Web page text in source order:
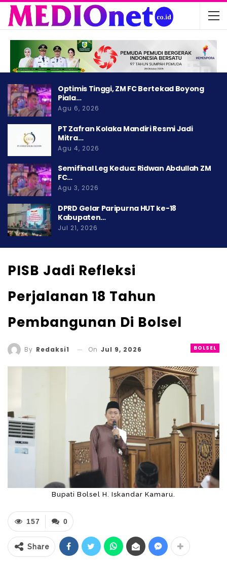
Optimis Tinggi, ZM FC Bertekad Boyong
Piala…
Agu 6, 2026
PT Zafran Kolaka Mandiri Resmi Jadi
Mitra…
Agu 4, 2026
Semifinal Leg Kedua: Ridwan Abdullah ZM
FC…
Agu 3, 2026
DPRD Gelar Paripurna HUT ke-18
Kabupaten…
Jul 21, 2026
PISB Jadi Refleksi
Perjalanan 18 Tahun
Pembangunan Di Bolsel
BOLSEL
By Redaksi1 On Jul 9, 2026
Bupati Bolsel H. Iskandar Kamaru.
0
157
Share